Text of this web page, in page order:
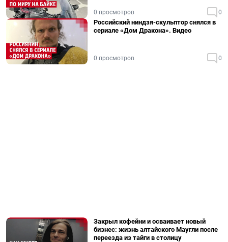
0 просмотров 0
Российский ниндзя-скульптор снялся в
сериале «Дом Дракона». Видео
0 просмотров 0
Закрыл кофейни и осваивает новый
бизнес: жизнь алтайского Маугли после
переезда из тайги в столицу